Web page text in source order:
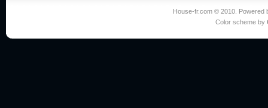
House-fr.com © 2010. Powered
Color scheme by